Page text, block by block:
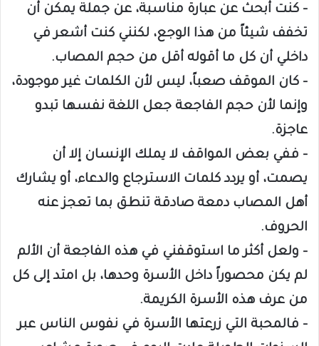
– كنت أبحث عن عبارة مناسبة، عن جملة يمكن أن
تخفف شيئاً من هذا الوجع، لكنني كنت أشعر في
داخلي أن كل ما أقوله أقل من حجم المصاب.
– كان الموقف صعباً، ليس لأن الكلمات غير موجودة،
وإنما لأن حجم الفاجعة جعل اللغة نفسها تبدو
عاجزة.
– ففي بعض المواقف لا يملك الإنسان إلا أن
يصمت، أو يردد كلمات الاسترجاع والدعاء، أو يشارك
أهل المصاب دمعة صادقة تنطق بما تعجز عنه
الحروف.
– ولعل أكثر ما استوقفني في هذه الفاجعة أن الألم
لم يكن محصوراً داخل الأسرة وحدها، بل امتد إلى كل
من عرف هذه الأسرة الكريمة.
– فالمحبة التي زرعتها الأسرة في نفوس الناس عبر